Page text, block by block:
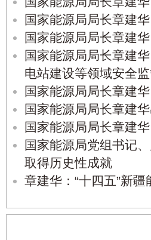
国家能源局局长章建
国家能源局局长章建
国家能源局局长章建
电站建设等领域安全
国家能源局局长章建
国家能源局局长章建
国家能源局局长章建
国家能源局党组书记
取得历史性成就
章建华：“十四五”新